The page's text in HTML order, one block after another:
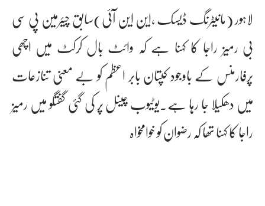
لاہور (مانیٹرنگ ڈیسک ،این این آئی)سابق چیئرمین پی سی
بی رمیز راجا کا کہنا ہے کہ وائٹ بال کرکٹ میں اچھی
پرفارمنس کے باوجود کپتان بابر اعظم کو بے معنی تنازعات
میں دھکیلا جا رہا ہے۔یوٹیوب چینل پر کی گئی گفتگو میں رمیز
راجا کا کہنا تھا کہ رضوان کو خوامخواہ